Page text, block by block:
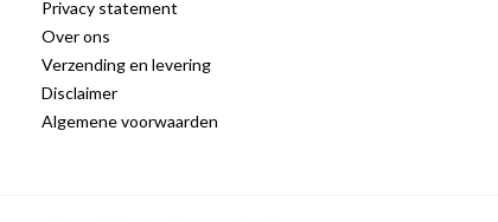
Privacy statement
Over ons
Verzending en levering
Disclaimer
Algemene voorwaarden